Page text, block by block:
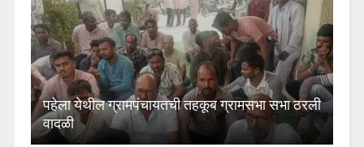
पहेला येथील ग्रामपंचायतची तहकूब ग्रामसभा सभा ठरली
वादळी